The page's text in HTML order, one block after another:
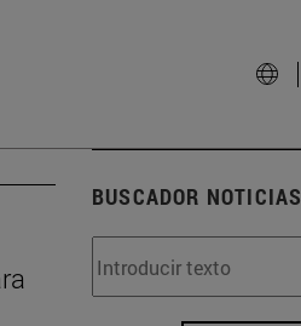
BUSCADOR NOTICIAS